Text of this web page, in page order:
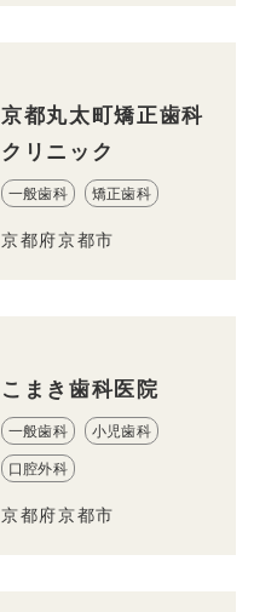
京都丸太町矯正歯科
クリニック
一般歯科 矯正歯科
京都府京都市
こまき歯科医院
一般歯科 小児歯科
口腔外科
京都府京都市